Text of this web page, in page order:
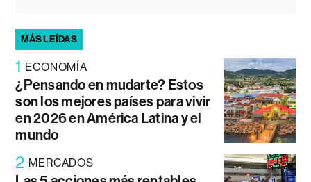
MÁS LEÍDAS
1 ECONOMÍA
¿Pensando en mudarte? Estos
son los mejores países para vivir
en 2026 en América Latina y el
mundo
2 MERCADOS